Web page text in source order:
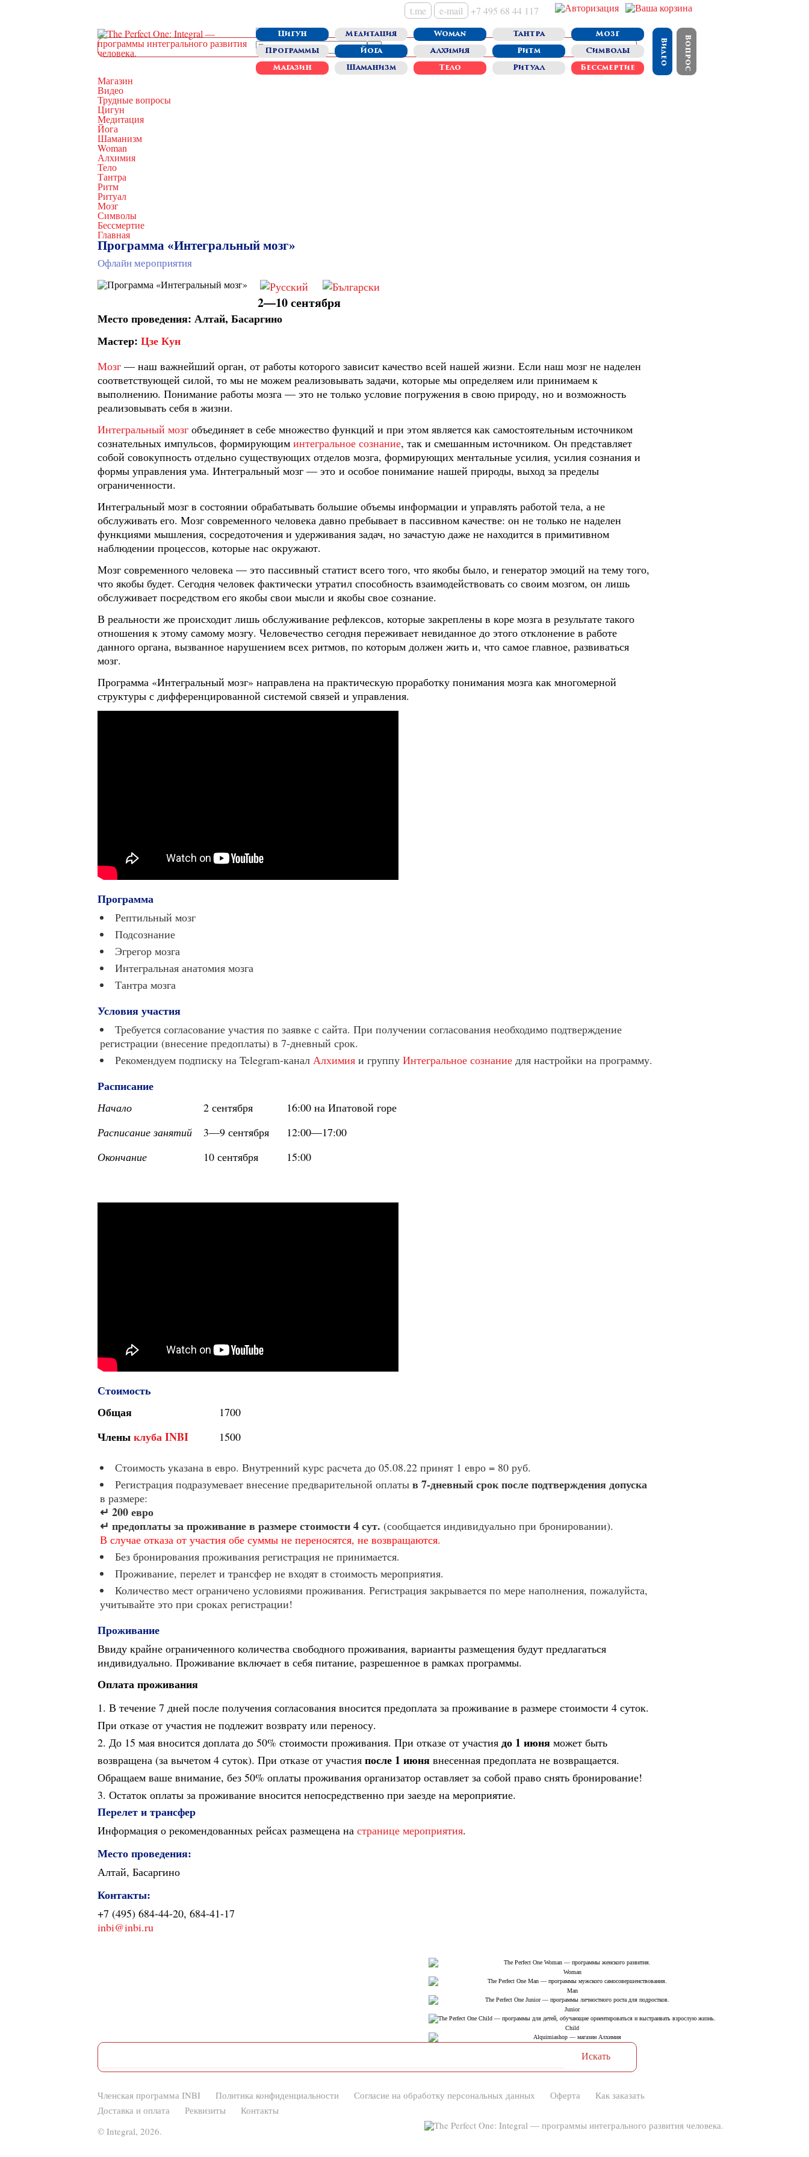
t.me e-mail +7 495 68 44 117
Цигун
Программы
Магазин
Медитация
Йога
Шаманизм
Woman
Алхимия
Тело
Тантра
Ритм
Ритуал
Мозг
Символы
Бессмертие
Видео Вопрос
Магазин
Видео
Трудные вопросы
Цигун
Медитация
Йога
Шаманизм
Woman
Алхимия
Тело
Тантра
Ритм
Ритуал
Мозг
Символы
Бессмертие
Главная
Программа «Интегральный мозг»
Офлайн мероприятия
2—10 сентября
Место проведения: Алтай, Басаргино
Мастер: Цзе Кун
Мозг — наш важнейший орган, от работы которого зависит качество всей нашей жизни. Если наш мозг не наделен
соответствующей силой, то мы не можем реализовывать задачи, которые мы определяем или принимаем к
выполнению. Понимание работы мозга — это не только условие погружения в свою природу, но и возможность
реализовывать себя в жизни.
Интегральный мозг объединяет в себе множество функций и при этом является как самостоятельным источником
сознательных импульсов, формирующим интегральное сознание, так и смешанным источником. Он представляет
собой совокупность отдельно существующих отделов мозга, формирующих ментальные усилия, усилия сознания и
формы управления ума. Интегральный мозг — это и особое понимание нашей природы, выход за пределы
ограниченности.
Интегральный мозг в состоянии обрабатывать большие объемы информации и управлять работой тела, а не
обслуживать его. Мозг современного человека давно пребывает в пассивном качестве: он не только не наделен
функциями мышления, сосредоточения и удерживания задач, но зачастую даже не находится в примитивном
наблюдении процессов, которые нас окружают.
Мозг современного человека — это пассивный статист всего того, что якобы было, и генератор эмоций на тему того,
что якобы будет. Сегодня человек фактически утратил способность взаимодействовать со своим мозгом, он лишь
обслуживает посредством его якобы свои мысли и якобы свое сознание.
В реальности же происходит лишь обслуживание рефлексов, которые закреплены в коре мозга в результате такого
отношения к этому самому мозгу. Человечество сегодня переживает невиданное до этого отклонение в работе
данного органа, вызванное нарушением всех ритмов, по которым должен жить и, что самое главное, развиваться
мозг.
Программа «Интегральный мозг» направлена на практическую проработку понимания мозга как многомерной
структуры с дифференцированной системой связей и управления.
Программа
Рептильный мозг
Подсознание
Эгрегор мозга
Интегральная анатомия мозга
Тантра мозга
Условия участия
Требуется согласование участия по заявке с сайта. При получении согласования необходимо подтверждение
регистрации (внесение предоплаты) в 7-дневный срок.
Рекомендуем подписку на Telegram-канал Алхимия и группу Интегральное сознание для настройки на программу.
Расписание
Начало 2 сентября
16:00 на Ипатовой горе
Расписание занятий
3—9 сентября
12:00—17:00
Окончание
10 сентября 15:00
Стоимость
Общая 1700
Членыклуба INBI 1500
Стоимость указана в евро. Внутренний курс расчета до 05.08.22 принят 1 евро = 80 руб.
Регистрация подразумевает внесение предварительной оплаты в 7-дневный срок после подтверждения допуска
в размере:
↵ 200 евро
↵ предоплаты за проживание в размере стоимости 4 сут. (сообщается индивидуально при бронировании).
В случае отказа от участия обе суммы не переносятся, не возвращаются.
Без бронирования проживания регистрация не принимается.
Проживание, перелет и трансфер не входят в стоимость мероприятия.
Количество мест ограничено условиями проживания. Регистрация закрывается по мере наполнения, пожалуйста,
учитывайте это при сроках регистрации!
Проживание
Ввиду крайне ограниченного количества свободного проживания, варианты размещения будут предлагаться
индивидуально. Проживание включает в себя питание, разрешенное в рамках программы.
Оплата проживания
В течение 7 дней после получения согласования вносится предоплата за проживание в размере стоимости 4 суток.
При отказе от участия не подлежит возврату или переносу.
До 15 мая вносится доплата до 50% стоимости проживания. При отказе от участия до 1 июня может быть
возвращена (за вычетом 4 суток). При отказе от участия после 1 июня внесенная предоплата не возвращается.
Обращаем ваше внимание, без 50% оплаты проживания организатор оставляет за собой право снять бронирование!
Остаток оплаты за проживание вносится непосредственно при заезде на мероприятие.
Перелет и трансфер
Информация о рекомендованных рейсах размещена на странице мероприятия.
Место проведения:
Алтай, Басаргино
Контакты:
+7 (495) 684-44-20, 684-41-17
inbi@inbi.ru
Woman
Man
Junior
Child
Членская программа INBI Политика конфиденциальности Согласие на обработку персональных данных Оферта
Как заказать
Доставка и оплата
Реквизиты
Контакты
© Integral, 2026.